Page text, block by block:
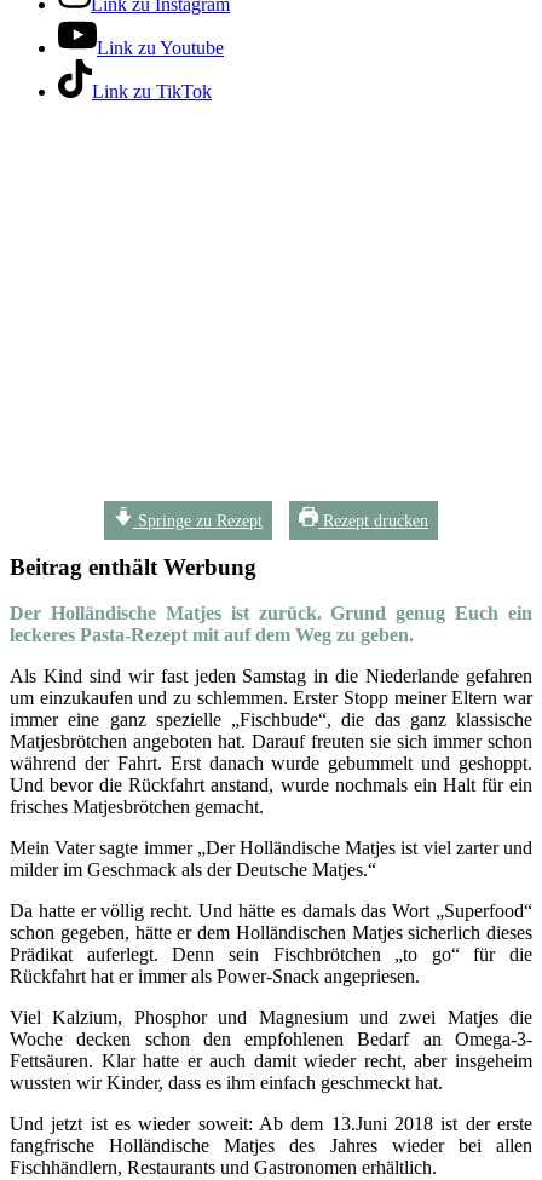
Link zu Instagram
Link zu Youtube
Link zu TikTok
Springe zu Rezept Rezept drucken
Beitrag enthält Werbung
Der Holländische Matjes ist zurück. Grund genug Euch ein
leckeres Pasta-Rezept mit auf dem Weg zu geben.
Als Kind sind wir fast jeden Samstag in die Niederlande gefahren
um einzukaufen und zu schlemmen. Erster Stopp meiner Eltern war
immer eine ganz spezielle „Fischbude“, die das ganz klassische
Matjesbrötchen angeboten hat. Darauf freuten sie sich immer schon
während der Fahrt. Erst danach wurde gebummelt und geshoppt.
Und bevor die Rückfahrt anstand, wurde nochmals ein Halt für ein
frisches Matjesbrötchen gemacht.
Mein Vater sagte immer „Der Holländische Matjes ist viel zarter und
milder im Geschmack als der Deutsche Matjes.“
Da hatte er völlig recht. Und hätte es damals das Wort „Superfood“
schon gegeben, hätte er dem Holländischen Matjes sicherlich dieses
Prädikat auferlegt. Denn sein Fischbrötchen „to go“ für die
Rückfahrt hat er immer als Power-Snack angepriesen.
Viel Kalzium, Phosphor und Magnesium und zwei Matjes die
Woche decken schon den empfohlenen Bedarf an Omega-3-
Fettsäuren. Klar hatte er auch damit wieder recht, aber insgeheim
wussten wir Kinder, dass es ihm einfach geschmeckt hat.
Und jetzt ist es wieder soweit: Ab dem 13.Juni 2018 ist der erste
fangfrische Holländische Matjes des Jahres wieder bei allen
Fischhändlern, Restaurants und Gastronomen erhältlich.